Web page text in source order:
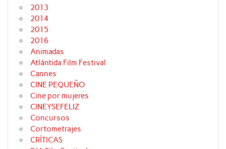
2013
2014
2015
2016
Animadas
Atlántida Film Festival
Cannes
CINE PEQUEÑO
Cine por mujeres
CINEYSEFELIZ
Concursos
Cortometrajes
CRÍTICAS